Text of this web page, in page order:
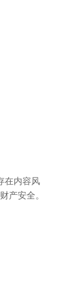
在内容风
产安全。